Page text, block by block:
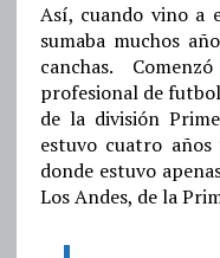
Así, cuando vino a
sumaba muchos
canchas.
profesional de
de la división
estuvo cuatro
donde estuvo
Los Andes, de la